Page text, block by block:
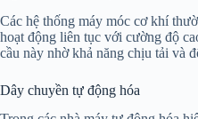
Các hệ thống máy móc cơ khí
hoạt động liên tục với cường độ
cầu này nhờ khả năng chịu tải và
Dây chuyền tự động hóa